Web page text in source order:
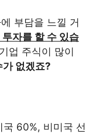
부담을 느낄 거
자를 할 수 있습
업 주식이 많이
가 없겠죠?
60%, 비미국 선